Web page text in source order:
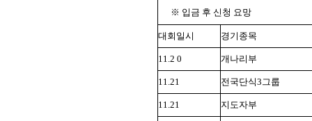
※ 입금 후 신청 요망
대회일시 경기종목
11.2 0 개나리부
11.21 전국단식3그룹
11.21 지도자부